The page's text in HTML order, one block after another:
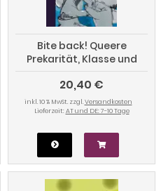
Bite back! Queere
Prekarität, Klasse und
unteilbare Solidarität
20,40 €
inkl. 10 % MwSt. zzgl.Versandkosten
Lieferzeit: AT und DE: 7-10 Tage